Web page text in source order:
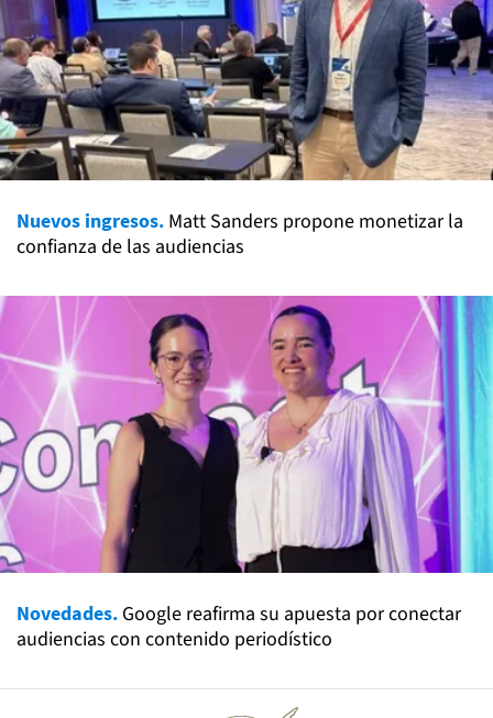
Nuevos ingresos. Matt Sanders propone monetizar la
confianza de las audiencias
Novedades. Google reafirma su apuesta por conectar
audiencias con contenido periodístico